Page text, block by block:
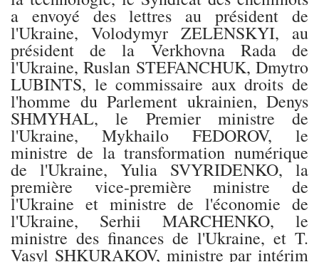
a envoyé des lettres au président de
l'Ukraine, Volodymyr ZELENSKYI, au
président de la Verkhovna Rada de
l'Ukraine, Ruslan STEFANCHUK, Dmytro
LUBINTS, le commissaire aux droits de
l'homme du Parlement ukrainien, Denys
SHMYHAL, le Premier ministre de
l'Ukraine, Mykhailo FEDOROV, le
ministre de la transformation numérique
de l'Ukraine, Yulia SVYRIDENKO, la
première vice-première ministre de
l'Ukraine et ministre de l'économie de
l'Ukraine, Serhii MARCHENKO, le
ministre des finances de l'Ukraine, et T.
Vasyl SHKURAKOV, ministre par intérim